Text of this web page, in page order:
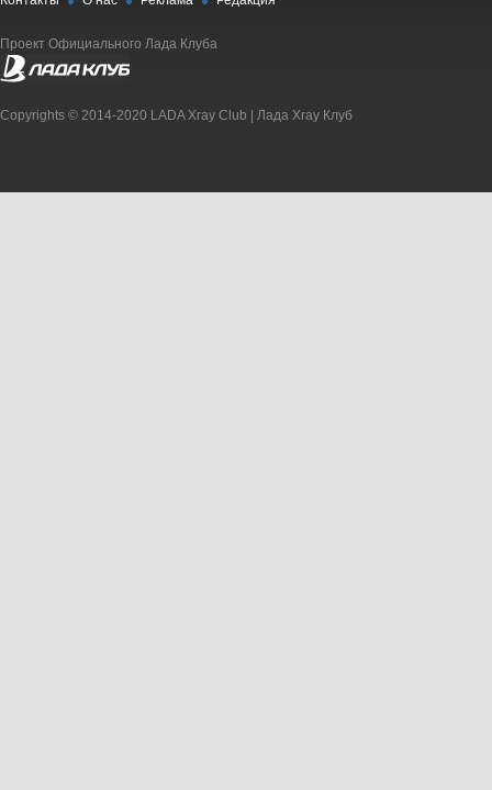
Проект Официального Лада Клуба
Copyrights © 2014-2020 LADA Xray Club | Лада Xray Клуб